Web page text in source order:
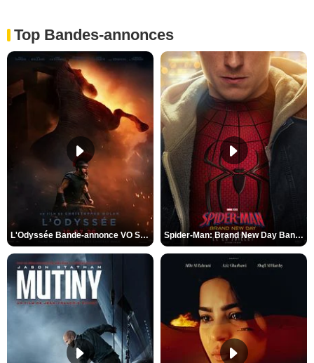
Top Bandes-annonces
L'Odyssée Bande-annonce VO STFR Spider-Man: Brand New Day Bande-annonce VO STFR